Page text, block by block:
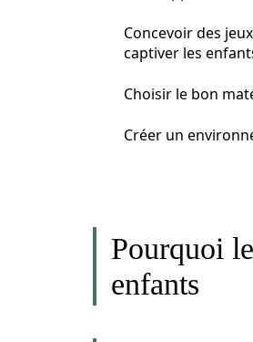
Concevoir des
captiver les
Choisir le bon
Créer un
Pourquoi
enfants